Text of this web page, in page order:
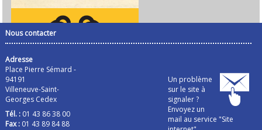
Nous contacter
Adresse
Place Pierre Sémard -
94191
Villeneuve-Saint-
Georges Cedex
Tél. :01 43 86 38 00
Fax :01 43 89 84 88
Un problème
sur le site à
signaler ?
Envoyez un
mail au service "Site